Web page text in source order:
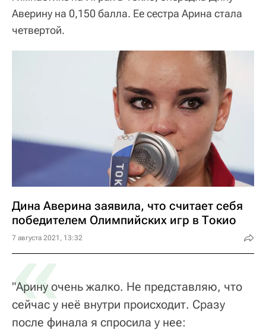
Аверину на 0,150 балла. Ее сестра Арина стала
четвертой.
Дина Аверина заявила, что считает себя
победителем Олимпийских игр в Токио
7 августа 2021, 13:32
«
"Арину очень жалко. Не представляю, что
сейчас у неё внутри происходит. Сразу
после финала я спросила у нее: